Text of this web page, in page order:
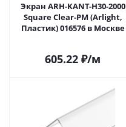
Экран ARH-KANT-H30-2000
Square Clear-PM (Arlight,
Пластик) 016576 в Москве
605.22 ₽/м